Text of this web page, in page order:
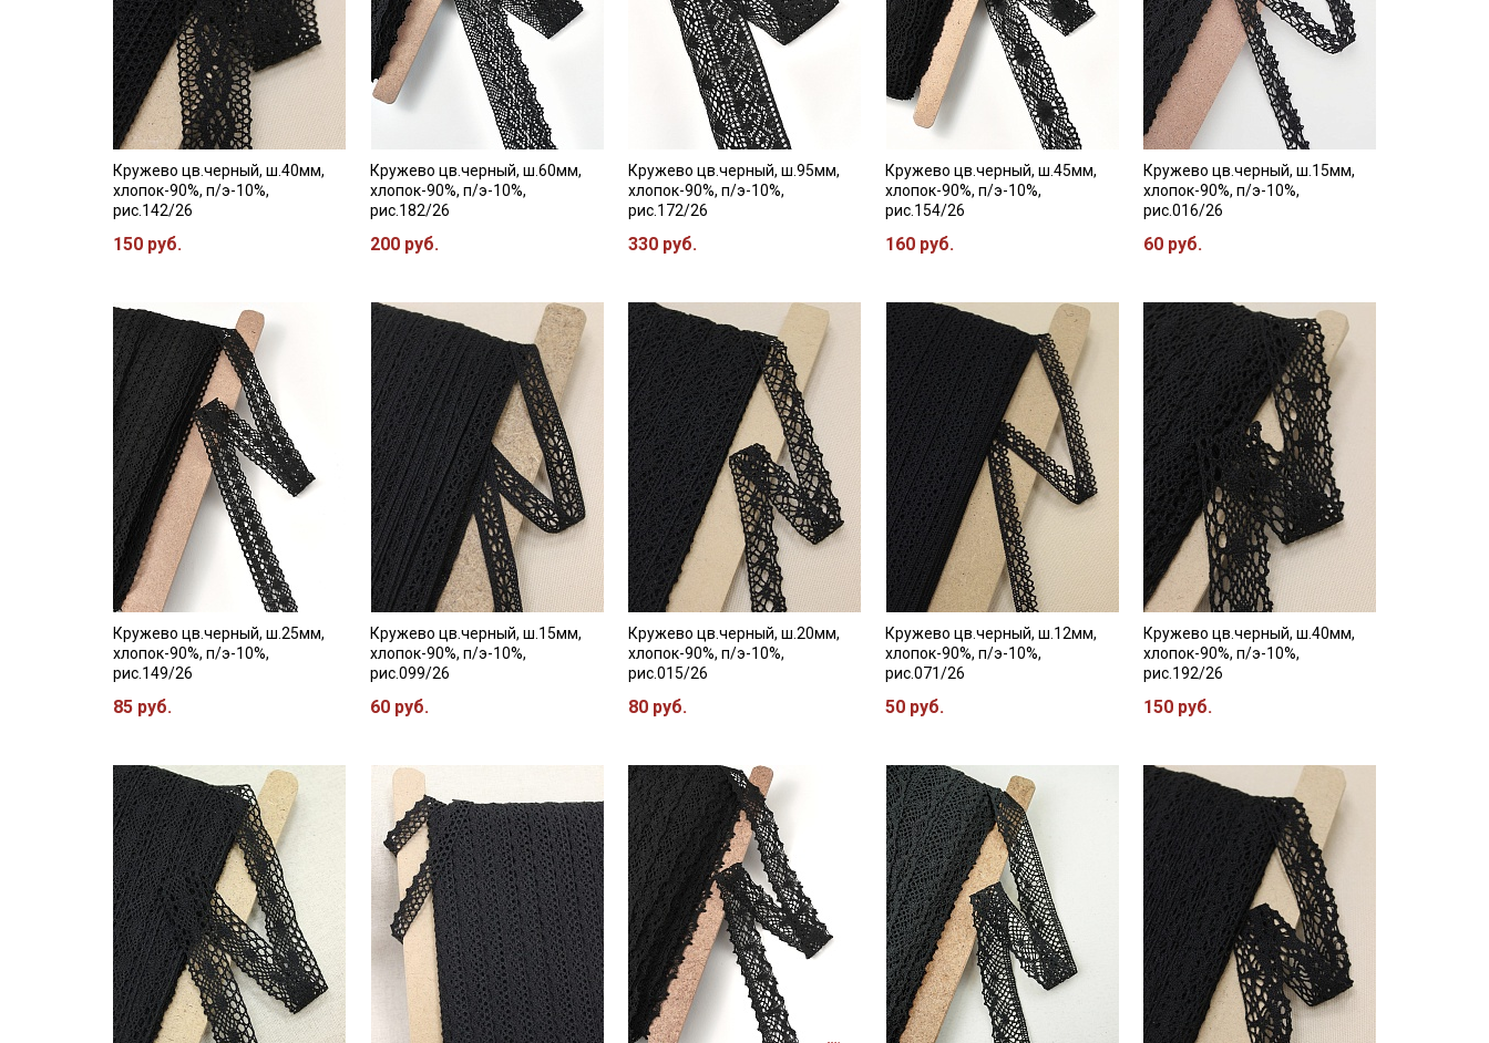
Кружево цв.черный, ш.40мм,
хлопок-90%, п/э-10%,
рис.142/26
150 руб.
Кружево цв.черный, ш.60мм,
хлопок-90%, п/э-10%,
рис.182/26
200 руб.
Кружево цв.черный, ш.95мм,
хлопок-90%, п/э-10%,
рис.172/26
330 руб.
Кружево цв.черный, ш.45мм,
хлопок-90%, п/э-10%,
рис.154/26
160 руб.
Кружево цв.черный, ш.15мм,
хлопок-90%, п/э-10%,
рис.016/26
60 руб.
Кружево цв.черный, ш.25мм,
хлопок-90%, п/э-10%,
рис.149/26
85 руб.
Кружево цв.черный, ш.15мм,
хлопок-90%, п/э-10%,
рис.099/26
60 руб.
Кружево цв.черный, ш.20мм,
хлопок-90%, п/э-10%,
рис.015/26
80 руб.
Кружево цв.черный, ш.12мм,
хлопок-90%, п/э-10%,
рис.071/26
50 руб.
Кружево цв.черный, ш.40мм,
хлопок-90%, п/э-10%,
рис.192/26
150 руб.
Секретная рассылка от
Купава
Мы публикуем здесь дополнительные
промокоды и скидки до 30% на узкие
категории тканей
Ознакомлен(а) сПолитикой обработки персональных
данных
и даюСогласие на обработку персональных
данных
ДаюСогласие на получение рекламных и
информационных рассылок